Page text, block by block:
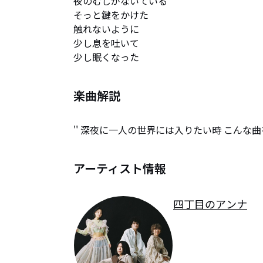
そっと鍵をかけた
触れないように
少し息を吐いて
少し眠くなった
楽曲解説
'' 深夜に一人の世界には入りたい時 こんな
アーティスト情報
四丁目のアンナ